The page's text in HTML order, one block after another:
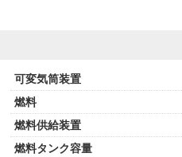
可変気筒装置
燃料
燃料供給装置
燃料タンク容量